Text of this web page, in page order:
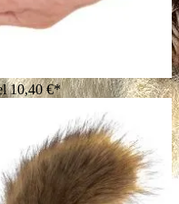
10,40 €*